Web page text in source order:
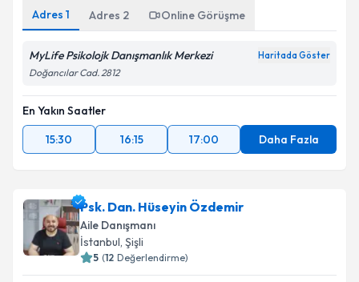
Adres 1 Adres 2 Online Görüşme
MyLife Psikolojk Danışmanlık Merkezi Haritada Göster
Doğancılar Cad. 2812
En Yakın Saatler
15:30
16:15 17:00 Daha Fazla
Psk. Dan. Hüseyin Özdemir
Aile Danışmanı
İstanbul, Şişli
5 (12 Değerlendirme)